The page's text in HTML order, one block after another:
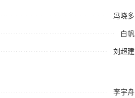
冯晓多
白帆
刘超建
李宇舟